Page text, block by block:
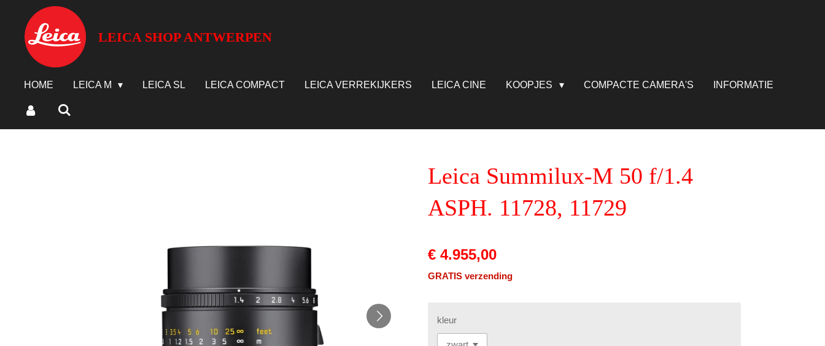
direct
hoofdinhoud
LEICA SHOP ANTWERPEN
HOME LEICA M LEICA SL LEICA COMPACT LEICA VERREKIJKERS LEICA CINE KOOPJES COMPACTE CAMERA'S INFORMATIE
Leica Summilux-M 50 f/1.4
ASPH. 11728, 11729
€ 4.955,00
GRATIS verzending
kleur